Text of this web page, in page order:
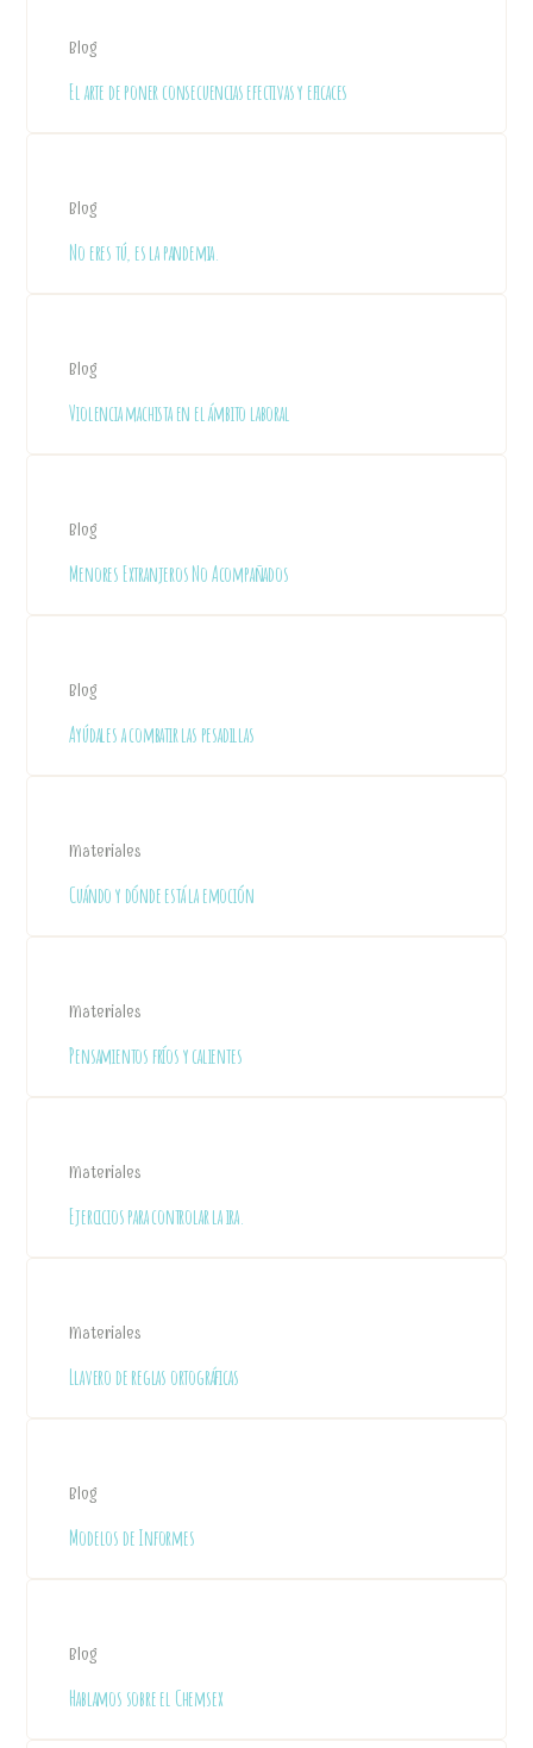
Blog
El arte de poner consecuencias efectivas y eficaces
Blog
No eres tú, es la pandemia.
Blog
Violencia machista en el ámbito laboral
Blog
Menores Extranjeros No Acompañados
Blog
Ayúdales a combatir las pesadillas
Materiales
Cuándo y dónde está la emoción
Materiales
Pensamientos fríos y calientes
Materiales
Ejercicios para controlar la ira.
Materiales
Llavero de reglas ortográficas
Blog
Modelos de Informes
Blog
Hablamos sobre el Chemsex